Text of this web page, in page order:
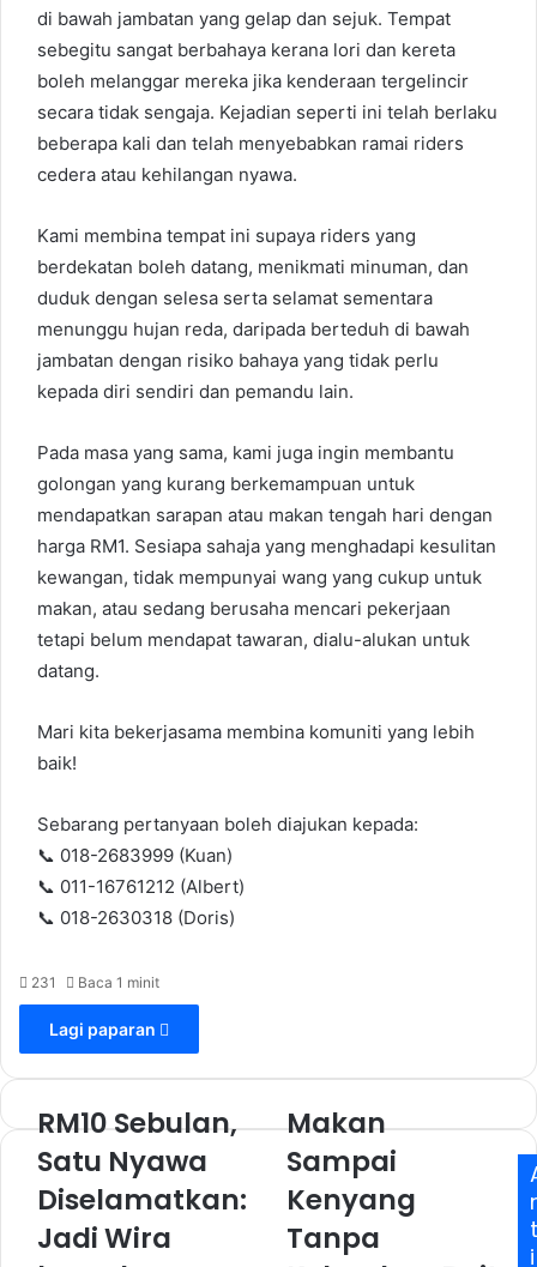
di bawah jambatan yang gelap dan sejuk. Tempat
sebegitu sangat berbahaya kerana lori dan kereta
boleh melanggar mereka jika kenderaan tergelincir
secara tidak sengaja. Kejadian seperti ini telah berlaku
beberapa kali dan telah menyebabkan ramai riders
cedera atau kehilangan nyawa.
Kami membina tempat ini supaya riders yang
berdekatan boleh datang, menikmati minuman, dan
duduk dengan selesa serta selamat sementara
menunggu hujan reda, daripada berteduh di bawah
jambatan dengan risiko bahaya yang tidak perlu
kepada diri sendiri dan pemandu lain.
Pada masa yang sama, kami juga ingin membantu
golongan yang kurang berkemampuan untuk
mendapatkan sarapan atau makan tengah hari dengan
harga RM1. Sesiapa sahaja yang menghadapi kesulitan
kewangan, tidak mempunyai wang yang cukup untuk
makan, atau sedang berusaha mencari pekerjaan
tetapi belum mendapat tawaran, dialu-alukan untuk
datang.
Mari kita bekerjasama membina komuniti yang lebih
baik!
Sebarang pertanyaan boleh diajukan kepada:
📞 018-2683999 (Kuan)
📞 011-16761212 (Albert)
📞 018-2630318 (Doris)
231 Baca 1 minit
Lagi paparan
RM10 Sebulan,
Satu Nyawa
Diselamatkan:
Jadi Wira
Makan
Sampai
Kenyang
Tanpa
r
t
i